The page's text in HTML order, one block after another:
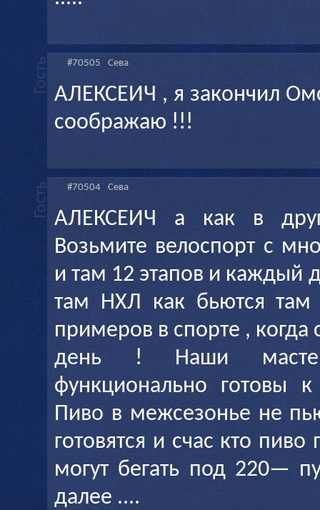
#70505 Сева
АЛЕКСЕИЧ , я закончил
соображаю !!!
#70504 Сева
АЛЕКСЕИЧ а как в
Возьмите велоспорт с
и там 12 этапов и каждый
там НХЛ как бьются
примеров в спорте ,
день ! Наши
функционально готовы
Пиво в межсезонье не
готовятся и счас кто
могут бегать под 220—
далее ....